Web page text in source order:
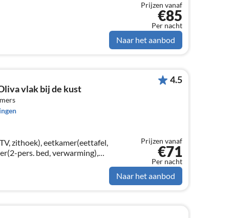
Prijzen vanaf
€85
Per nacht
Naar het aanbod
vlak bij de kust
zithoek), eetkamer(eettafel,
pers. bed, verwarming),
slaapkamer(2-
4.5
Prijzen vanaf
€71
Per nacht
Naar het aanbod